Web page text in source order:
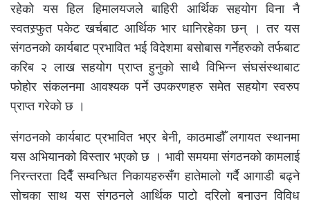
रहेको यस हिल हिमालयजले बाहिरी आर्थिक सहयोग विना नै
स्वतस्र्फुत पकेट खर्चबाट आर्थिक भार धानिरहेका छन् । तर यस
संगठनको कार्यबाट प्रभावित भई विदेशमा बसोबास गर्नेहरुको तर्फबाट
करिब २ लाख सहयोग प्राप्त हुनुको साथै विभिन्न संघसंस्थाबाट
फोहोर संकलनमा आवश्यक पर्ने उपकरणहरु समेत सहयोग स्वरुप
प्राप्त गरेको छ ।
संगठनको कार्यबाट प्रभावित भएर बेनी, काठमाडौँ लगायत स्थानमा
यस अभियानको विस्तार भएको छ । भावी समयमा संगठनको कामलाई
निरन्तरता दिदैँ सम्वन्धित निकायहरुसँग हातेमालो गर्दै आगाडी बढ्ने
सोचका साथ यस संगठनले आर्थिक पाटो दरिलो बनाउन विविध